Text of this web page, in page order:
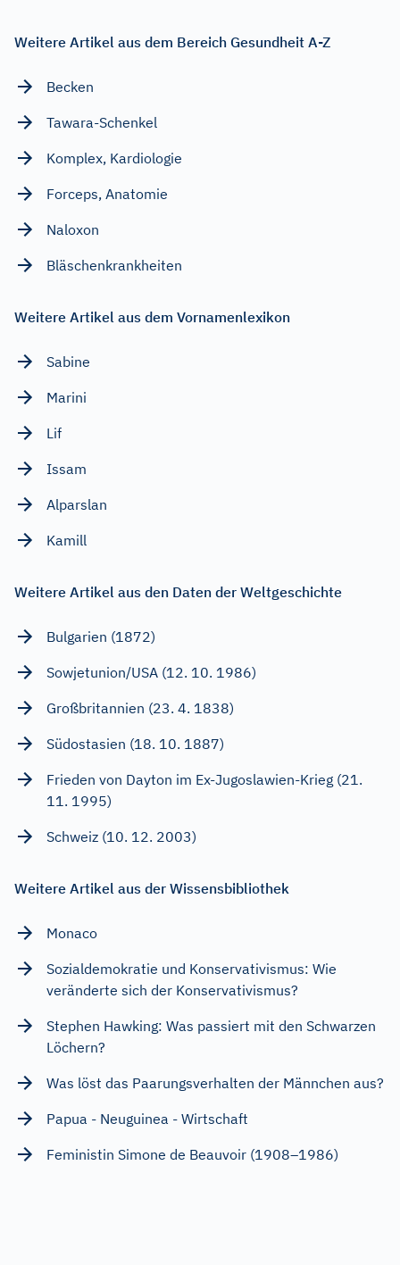
Weitere Artikel aus dem Bereich Gesundheit A-Z
Becken
Tawara-Schenkel
Komplex, Kardiologie
Forceps, Anatomie
Naloxon
Bläschenkrankheiten
Weitere Artikel aus dem Vornamenlexikon
Sabine
Marini
Lif
Issam
Alparslan
Kamill
Weitere Artikel aus den Daten der Weltgeschichte
Bulgarien (1872)
Sowjetunion/USA (12. 10. 1986)
Großbritannien (23. 4. 1838)
Südostasien (18. 10. 1887)
Frieden von Dayton im Ex-Jugoslawien-Krieg (21.
11. 1995)
Schweiz (10. 12. 2003)
Weitere Artikel aus der Wissensbibliothek
Monaco
Sozialdemokratie und Konservativismus: Wie
veränderte sich der Konservativismus?
Stephen Hawking: Was passiert mit den Schwarzen
Löchern?
Was löst das Paarungsverhalten der Männchen aus?
Papua - Neuguinea - Wirtschaft
Feministin Simone de Beauvoir (1908–1986)